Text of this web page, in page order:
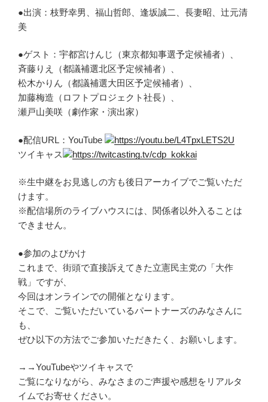
●出演：枝野幸男、福山哲郎、逢坂誠二、長妻昭、辻元清
美
●ゲスト：宇都宮けんじ（東京都知事選予定候補者）、
斉藤りえ（都議補選北区予定候補者）、
松木かりん（都議補選大田区予定候補者）、
加藤梅造（ロフトプロジェクト社長）、
瀬戸山美咲（劇作家・演出家）
●配信URL：YouTube
https://youtu.be/L4TpxLETS2U
ツイキャス
https://twitcasting.tv/cdp_kokkai
※生中継をお見逃しの方も後日アーカイブでご覧いただ
けます。
※配信場所のライブハウスには、関係者以外入ることは
できません。
●参加のよびかけ
これまで、街頭で直接訴えてきた立憲民主党の「大作
戦」ですが、
今回はオンラインでの開催となります。
そこで、ご覧いただいているパートナーズのみなさんに
も、
ぜひ以下の方法でご参加いただきたく、お願いします。
→→YouTubeやツイキャスで
ご覧になりながら、みなさまのご声援や感想をリアルタ
イムでお寄せください。